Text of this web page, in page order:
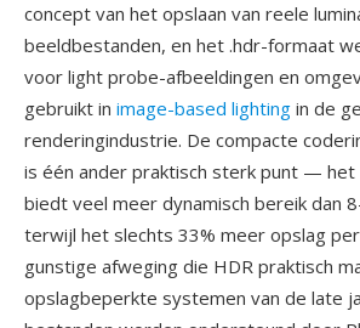
concept van het opslaan van reele
beeldbestanden, en het .hdr-formaat
voor light probe-afbeeldingen en
gebruikt in image-based lighting in de
renderingindustrie. De compacte
is één ander praktisch sterk punt — het
biedt veel meer dynamisch bereik dan
terwijl het slechts 33% meer opslag
gunstige afweging die HDR praktisch
opslagbeperkte systemen van de late